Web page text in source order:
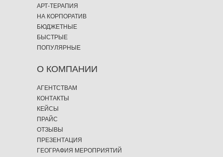
О КОМПАНИИ
АРТ-ТЕРАПИЯ
НА КОРПОРАТИВ
БЮДЖЕТНЫЕ
БЫСТРЫЕ
ПОПУЛЯРНЫЕ
АГЕНТСТВАМ
КОНТАКТЫ
КЕЙСЫ
ПРАЙС
ОТЗЫВЫ
ПРЕЗЕНТАЦИЯ
ГЕОГРАФИЯ МЕРОПРИЯТИЙ